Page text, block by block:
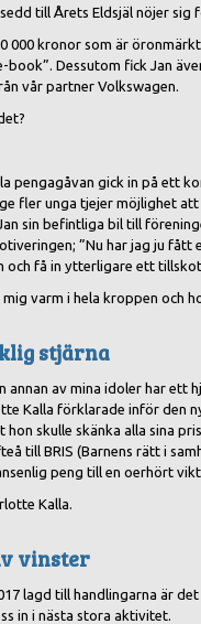
till Årets Eldsjäl nöjer sig
000 kronor som är
book”. Dessutom fick Jan
vår partner Volkswagen.
pengagåvan gick in på ett
fler unga tjejer möjlighet att
sin befintliga bil till
”Nu har jag ju fått
och få in ytterligare ett
varm i hela kroppen och
stjärna
annan av mina idoler har ett
Kalla förklarade inför den
hon skulle skänka alla sina
till BRIS (Barnens rätt i
peng till en oerhört
Kalla.
vinster
lagd till handlingarna är
in i nästa stora aktivitet.